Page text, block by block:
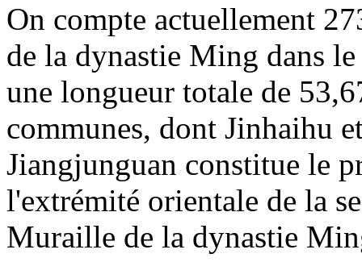
On compte actuellement
de la dynastie Ming dans
une longueur totale de
communes, dont Jinhaihu
Jiangjunguan constitue le
l'extrémité orientale de la
Muraille de la dynastie